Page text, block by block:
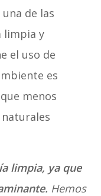
de las
limpia y
el uso de
es
menos
limpia, ya que
Hemos